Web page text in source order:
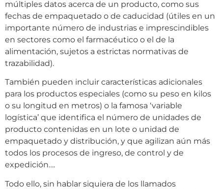
múltiples datos acerca de un producto, como sus
fechas de empaquetado o de caducidad (útiles en un
importante número de industrias e imprescindibles
en sectores como el farmacéutico o el de la
alimentación, sujetos a estrictas normativas de
trazabilidad).
También pueden incluir características adicionales
para los productos especiales (como su peso en kilos
o su longitud en metros) o la famosa ‘variable
logística’ que identifica el número de unidades de
producto contenidas en un lote o unidad de
empaquetado y distribución, y que agilizan aún más
todos los procesos de ingreso, de control y de
expedición….
Todo ello, sin hablar siquiera de los llamados